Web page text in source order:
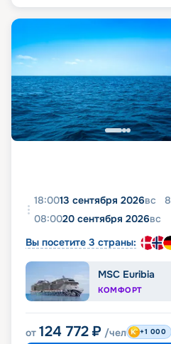
18:0013 сентября 2026вс 8
08:0020 сентября 2026вс
Вы посетите 3 страны:
MSC Euribia
КОМФОРТ
от 124 772 ₽ /чел +1 000